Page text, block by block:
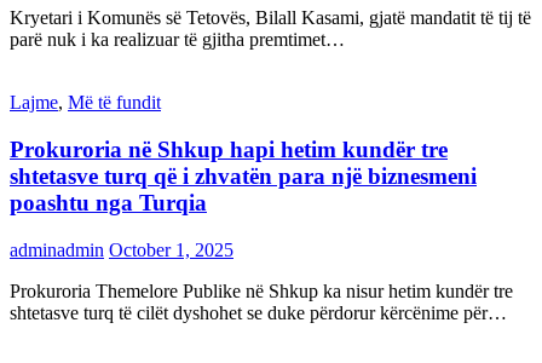
Kryetari i Komunës së Tetovës, Bilall Kasami, gjatë mandatit të tij të
parë nuk i ka realizuar të gjitha premtimet…
Lajme, Më të fundit
Prokuroria në Shkup hapi hetim kundër tre
shtetasve turq që i zhvatën para një biznesmeni
poashtu nga Turqia
adminadmin October 1, 2025
Prokuroria Themelore Publike në Shkup ka nisur hetim kundër tre
shtetasve turq të cilët dyshohet se duke përdorur kërcënime për…